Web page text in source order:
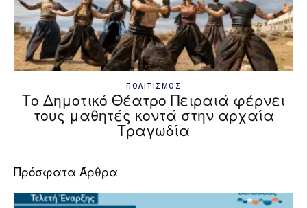
ΠΟΛΙΤΙΣΜΌΣ
Το Δημοτικό Θέατρο Πειραιά φέρνει
τους μαθητές κοντά στην αρχαία
Τραγωδία
Πρόσφατα Άρθρα